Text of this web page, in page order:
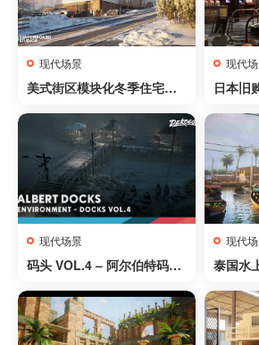
现代场景
美式街区模块化冬季住宅
Drive | Modular Winter Ho
use with Interior
现代
日本旧
格）-
ping
ment (
ed,
现代场景
码头 VOL.4 – 阿尔伯特码头
KS VOL.4 – Albert Docks
(Modular / Low Poly)
现代
泰国水
east